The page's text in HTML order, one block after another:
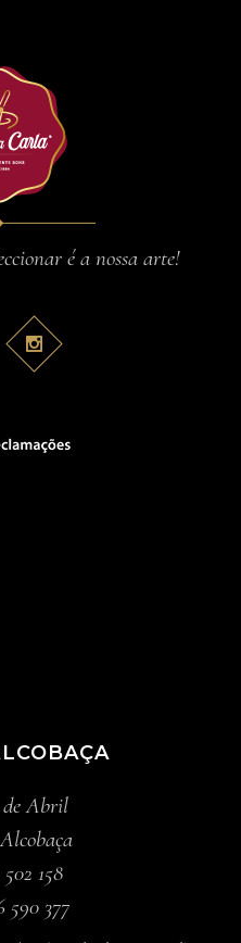
é a nossa arte!
de Abril
158
590 377